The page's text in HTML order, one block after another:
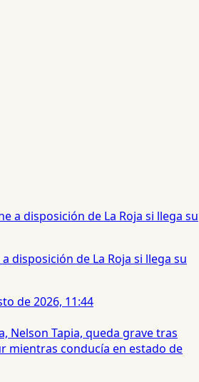
disposición de La Roja si llega su
de 2026, 11:44